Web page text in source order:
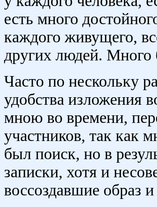
есть много
каждого живущего,
других людей. Много
Часто по нескольку
удобства изложения
мною во времени,
участников, так как
был поиск, но в
записки, хотя и
воссоздавшие образ